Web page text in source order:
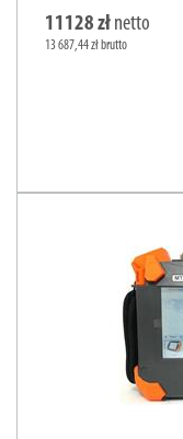
11128 zł netto
13 687,44 zł brutto